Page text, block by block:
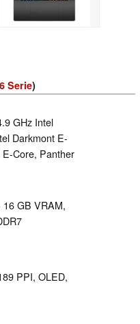
Serie)
GHz Intel
Darkmont E-
Core, Panther
16 GB VRAM,
PPI, OLED,